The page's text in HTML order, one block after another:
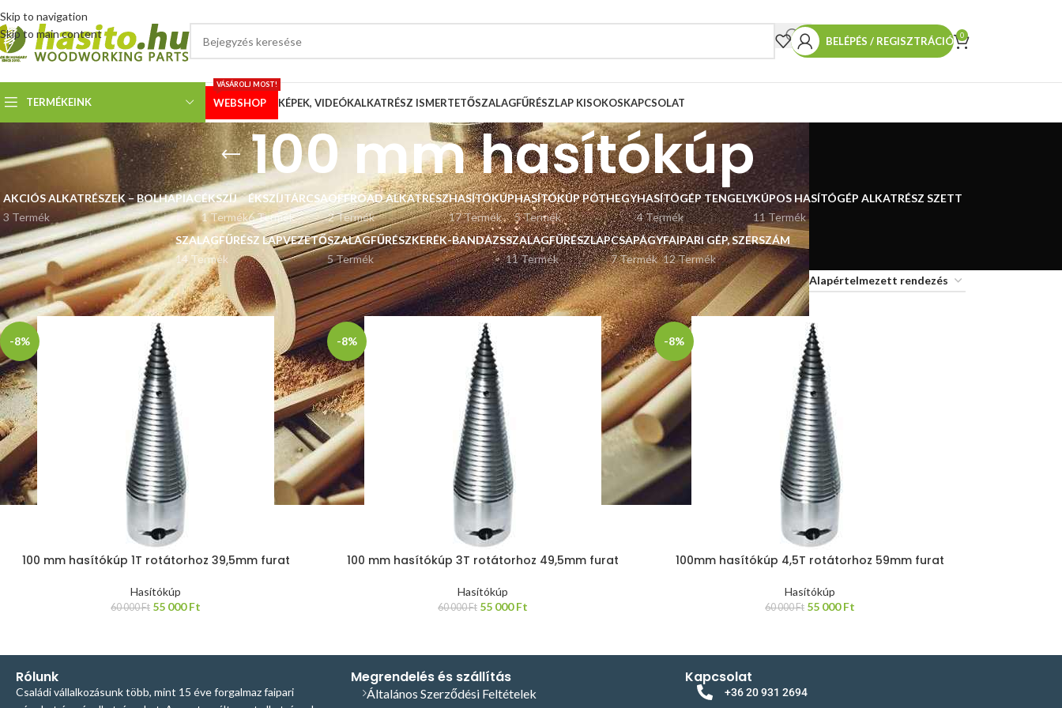
Skip to navigation
Skip to main content
BELÉPÉS / REGISZTRÁCIÓ 0
TERMÉKEINK WEBSHOP
VÁSÁROLJ MOST!
KÉPEK, VIDEÓKALKATRÉSZ ISMERTETŐSZALAGFŰRÉSZLAP KISOKOSKAPCSOLAT
100 mm hasítókúp
AKCIÓS ALKATRÉSZEK – BOLHAPIAC
3 Termék
ÉKSZÍJ
1 Termék
ÉKSZÍJTÁRCSA
6 Termék
OFFROAD ALKATRÉSZ
2 Termék
HASÍTÓKÚP
17 Termék
HASÍTÓKÚP PÓTHEGY
5 Termék
HASÍTÓGÉP TENGELY
4 Termék
KÚPOS HASÍTÓGÉP ALKATRÉSZ SZETT
11 Termék
SZALAGFŰRÉSZ LAPVEZETŐ
14 Termék
SZALAGFŰRÉSZKERÉK-BANDÁZS
5 Termék
SZALAGFŰRÉSZLAP
11 Termék
CSAPÁGY
7 Termék
FAIPARI GÉP, SZERSZÁM
12 Termék
Kezdőlap “100 mm hasítókúp” címkével rendelkező termékek Listázás 9 12 18
-8%
100 mm hasítókúp 1T rotátorhoz 39,5mm furat
Hasítókúp
60 000Ft 55 000Ft
-8%
100 mm hasítókúp 3T rotátorhoz 49,5mm furat
Hasítókúp
60 000Ft 55 000Ft
-8%
100mm hasítókúp 4,5T rotátorhoz 59mm furat
Hasítókúp
60 000Ft 55 000Ft
Rólunk
Családi vállalkozásunk több, mint 15 éve forgalmaz faipari
Megrendelés és szállítás
Általános Szerződési Feltételek
Kapcsolat
+36 20 931 2694